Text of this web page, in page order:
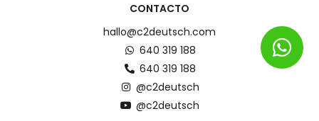
CONTACTO
hallo@c2deutsch.com
640 319 188
640 319 188
@c2deutsch
@c2deutsch